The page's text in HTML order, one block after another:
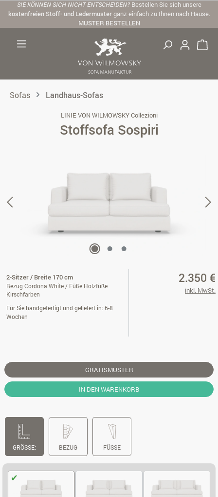
Zum Hauptinhalt springen
SIE KÖNNEN SICH NICHT ENTSCHEIDEN? Bestellen Sie sich unsere
kostenfreien Stoff- und Ledermusterganz einfach zu Ihnen nach Hause.
MUSTER BESTELLEN
Sofas Landhaus-Sofas
LINIE VON WILMOWSKY Collezioni
Stoffsofa Sospiri
2-Sitzer / Breite 170 cm
Bezug Cordona White / Füße Holzfüße
Kirschfarben
Für Sie handgefertigt und geliefert in: 6-8
Wochen
2.350 €
inkl. MwSt.
GRATISMUSTER
IN DEN WARENKORB
GRÖSSE: BEZUG FÜSSE